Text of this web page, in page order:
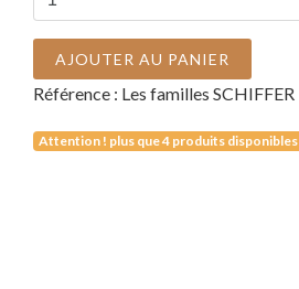
AJOUTER AU PANIER
Référence : Les familles SCHIFFER
Attention ! plus que 4 produits disponibles